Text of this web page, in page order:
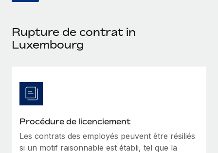
Intégrations
Recevez des conseils d’experts sur les RH à
l’international et la conformité
Contrôles d’antécédents
Simplifiez vos processus de présélection des
candidats
TRAVAILLONS ENSEMBLE
Intégrez les RH à l’international de manière flexible
Devenir partenaire
Remote Build
l’IA
ÉTUDES DE CAS
Webinaires
Événements
Salle de presse
Centre de ressources
Rupture de contrat in
Luxembourg
Procédure de licenciement
Les contrats des employés peuvent être résiliés
si un motif raisonnable est établi, tel que la